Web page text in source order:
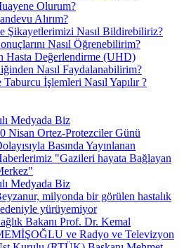
Olurum?
Alırım?
Şikayetlerimizi Nasıl Bildirebiliriz?
Nasıl Öğrenebilirim?
Hasta Değerlendirme (UHD)
Nasıl Faydalanabilirim?
Taburcu İşlemleri Nasıl Yapılır ?
Medyada Biz
Nisan Ortez-Protezciler Günü
Basında Yayınlanan
"Gazileri hayata Bağlayan
Medyada Biz
milyonda bir görülen hastalık
yürüyemiyor
Bakanı Prof. Dr. Kemal
ve Radyo ve Televizyon